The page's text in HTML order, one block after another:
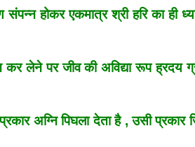
संपन्न होकर एकमात्र श्री हरि का
कर लेने पर जीव की अविद्या रूप
अग्नि पिघला देता है , उसी प्रकार